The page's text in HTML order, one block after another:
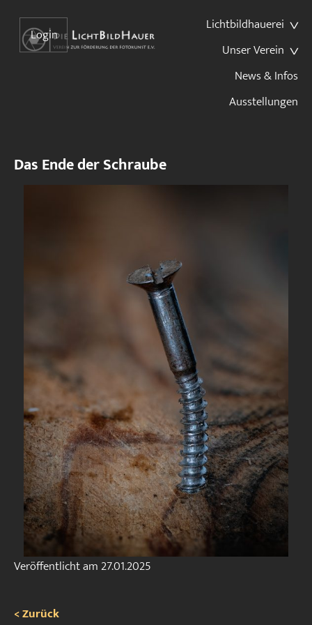
Lichtbildhauerei
Unser Verein
News & Infos
Ausstellungen
Login
Das Ende der Schraube
Veröffentlicht am27.01.2025
< Zurück